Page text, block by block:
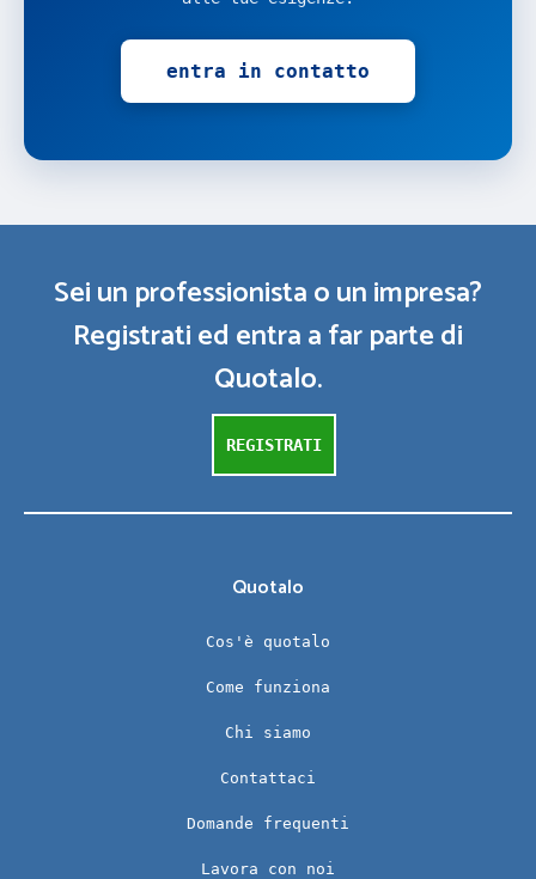
entra in contatto
Sei un professionista o un impresa?
Registrati ed entra a far parte di
Quotalo.
REGISTRATI
Quotalo
Cos'è quotalo
Come funziona
Chi siamo
Contattaci
Domande frequenti
Lavora con noi